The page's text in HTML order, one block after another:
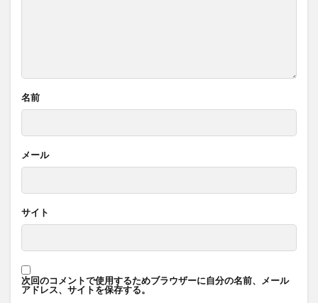
名前
メール
サイト
次回のコメントで使用するためブラウザーに自分の名前、メール
アドレス、サイトを保存する。